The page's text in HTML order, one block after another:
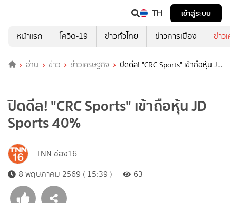
TH
เข้าสู่ระบบ
หน้าแรก
โควิด-19 ข่าวทั่วไทย ข่าวการเมือง ข่าว
อ่าน ข่าว ข่าวเศรษฐกิจ
ปิดดีล! "CRC Sports" เข้าถือหุ้น JD
ปิดดีล! "CRC Sports" เข้าถือหุ้น JD
Sports 40%
TNN ช่อง16
8 พฤษภาคม 2569 ( 15:39 )
63